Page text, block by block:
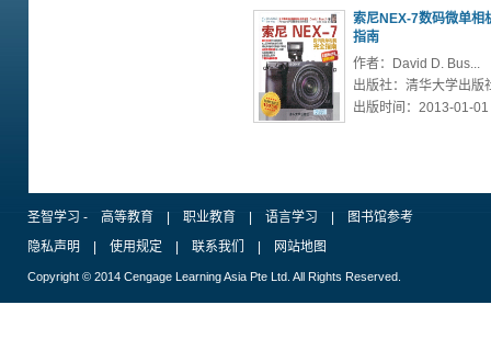
索尼NEX-7数码微单相
指南
作者：David D. Bus...
出版社：清华大学出版
出版时间：2013-01-01
圣智学习 - 高等教育 职业教育 语言学习
图书馆参考
隐私声明
使用规定 联系我们 网站地图
Copyright © 2014 Cengage Learning Asia Pte Ltd. All Rights Reserved.